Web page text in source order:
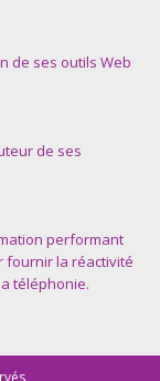
de ses outils Web
de ses
performant
fournir la réactivité
téléphonie.